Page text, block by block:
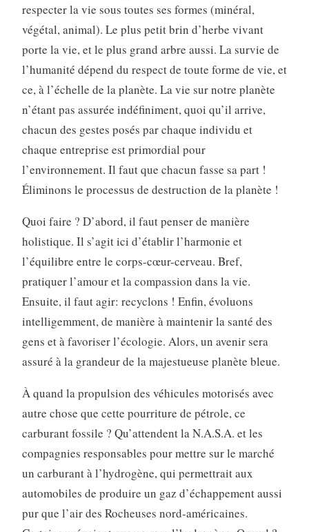
respecter la vie sous toutes ses formes (minéral,
végétal, animal). Le plus petit brin d’herbe vivant
porte la vie, et le plus grand arbre aussi. La survie de
l’humanité dépend du respect de toute forme de vie, et
ce, à l’échelle de la planète. La vie sur notre planète
n’étant pas assurée indéfiniment, quoi qu’il arrive,
chacun des gestes posés par chaque individu et
chaque entreprise est primordial pour
l’environnement. Il faut que chacun fasse sa part !
Éliminons le processus de destruction de la planète !
Quoi faire ? D’abord, il faut penser de manière
holistique. Il s’agit ici d’établir l’harmonie et
l’équilibre entre le corps-cœur-cerveau. Bref,
pratiquer l’amour et la compassion dans la vie.
Ensuite, il faut agir: recyclons ! Enfin, évoluons
intelligemment, de manière à maintenir la santé des
gens et à favoriser l’écologie. Alors, un avenir sera
assuré à la grandeur de la majestueuse planète bleue.
À quand la propulsion des véhicules motorisés avec
autre chose que cette pourriture de pétrole, ce
carburant fossile ? Qu’attendent la N.A.S.A. et les
compagnies responsables pour mettre sur le marché
un carburant à l’hydrogène, qui permettrait aux
automobiles de produire un gaz d’échappement aussi
pur que l’air des Rocheuses nord-américaines.